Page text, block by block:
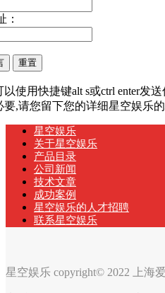
：
以使用快捷键alt s或ctrl enter发
要,请您留下您的详细星空娱乐
星空娱乐
关于星空娱乐
产品目录
公司新闻
技术文章
成功案例
星空娱乐的人才招聘
联系星空娱乐
星空娱乐 copyright© 2022 上海